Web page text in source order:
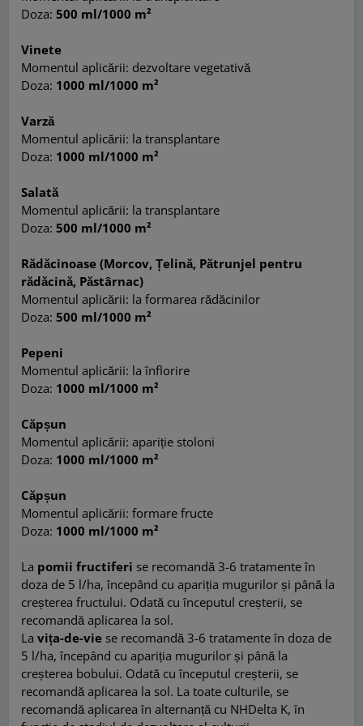
Doza:500 ml/1000 m²
Vinete
Momentul aplicării: dezvoltare vegetativă
Doza: 1000 ml/1000 m²
Varză
Momentul aplicării: la transplantare
Doza: 1000 ml/1000 m²
Salată
Momentul aplicării: la transplantare
Doza:500 ml/1000 m²
Rădăcinoase (Morcov, Țelină, Pătrunjel pentru
rădăcină, Păstârnac)
Momentul aplicării: la formarea rădăcinilor
Doza:500 ml/1000 m²
Pepeni
Momentul aplicării: la înflorire
Doza: 1000 ml/1000 m²
Căpșun
Momentul aplicării: apariție stoloni
Doza: 1000 ml/1000 m²
Căpșun
Momentul aplicării: formare fructe
Doza: 1000 ml/1000 m²
La pomii fructiferi se recomandă 3-6 tratamente în
doza de 5 l/ha, începând cu apariția mugurilor și până la
creșterea fructului. Odată cu începutul creșterii, se
recomandă aplicarea la sol.
Lavița-de-vie se recomandă 3-6 tratamente în doza de
5 l/ha, începând cu apariția mugurilor și până la
creșterea bobului. Odată cu începutul creșterii, se
recomandă aplicarea la sol. La toate culturile, se
recomandă aplicarea în alternanță cu NHDelta K, în